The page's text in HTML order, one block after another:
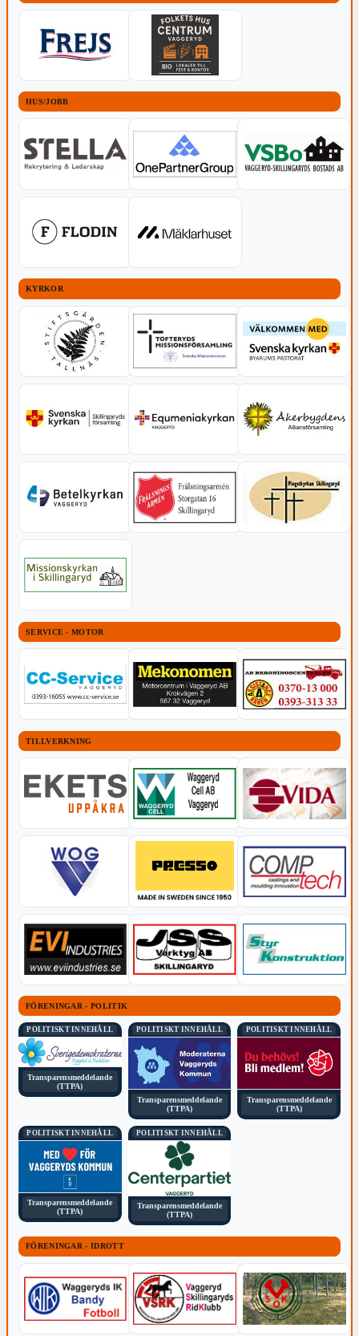
HUS/JOBB
KYRKOR
SERVICE - MOTOR
TILLVERKNING
FÖRENINGAR - POLITIK
POLITISKT INNEHÅLL
Transparensmeddelande
(TTPA)
POLITISKT INNEHÅLL
Transparensmeddelande
(TTPA)
POLITISKT INNEHÅLL
Transparensmeddelande
(TTPA)
POLITISKT INNEHÅLL
Transparensmeddelande
(TTPA)
POLITISKT INNEHÅLL
Transparensmeddelande
(TTPA)
FÖRENINGAR - IDROTT